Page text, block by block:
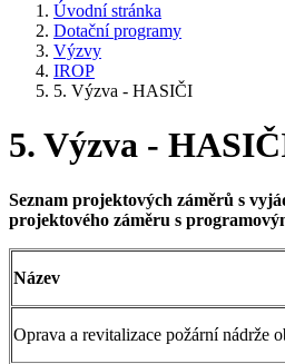
Úvodní stránka
Dotační programy
Výzvy
IROP
5. Výzva - HASIČI
5. Výzva -
Seznam projektových záměrů s
projektového záměru s
Název
Oprava a revitalizace požární nádrže